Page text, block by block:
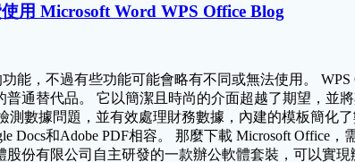
用 Microsoft Word WPS Office Blog
功能，不過有些功能可能會略有不同或無法使用。
普通替代品。 它以簡潔且時尚的介面超越了期望，並
測數據問題，並有效處理財務數據，內建的模板簡化
Docs和Adobe PDF相容。 那麼下載 Microsoft Office
股份有限公司自主研發的一款辦公軟體套裝，可以實